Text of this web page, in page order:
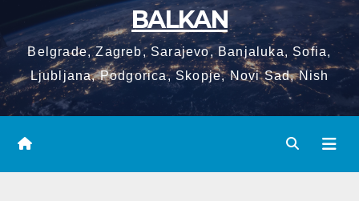
BALKAN
Belgrade, Zagreb, Sarajevo, Banjaluka, Sofia,
Ljubljana, Podgorica, Skopje, Novi Sad, Nish